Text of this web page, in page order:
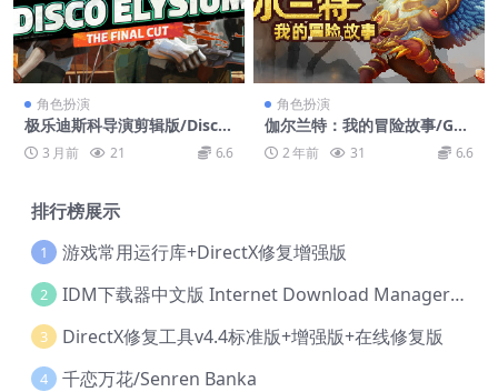
角色扮演
极乐迪斯科导演剪辑版/Disco
Elysium – The Final Cut
3 月前 21 6.6
角色扮演
伽尔兰特：我的冒险故事/Garl
ant: My Story
2 年前 31 6.6
排行榜展示
1 游戏常用运行库+DirectX修复增强版
2 IDM下载器中文版 Internet Download Manager v6.42.36 IDM
3 DirectX修复工具v4.4标准版+增强版+在线修复版
4 千恋万花/Senren Banka